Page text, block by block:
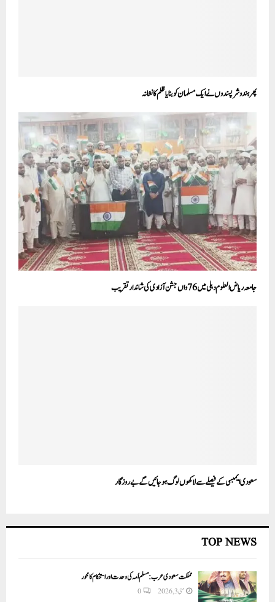
پھرہندو شرپسندوں نے ایک مسلمان کو بنایا ظلم کا نشانہ
جامعہ ریاض العلوم دہلی میں 76واں جشن آزادی کی شاندار تقریب
سعودی ایمبسی کے فیصلے سے لاکھوں لوگ ہوجائیں گے بے روزگار
TOP NEWS
مملکت سعودی عرب: مسلم اُمہ کی وحدت اور استحکام کا محور
مئی 3, 2026 0